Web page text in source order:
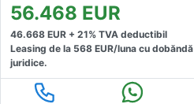
56.468 EUR
46.668 EUR + 21% TVA deductibil
Leasing de la 568 EUR/luna cu dobăndă
juridice.